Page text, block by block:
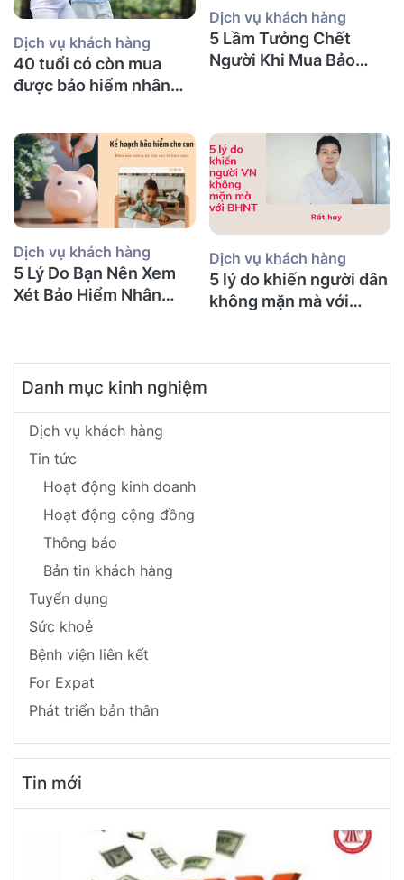
Dịch vụ khách hàng
40 tuổi có còn mua
được bảo hiểm nhân
bảo hiểm gì?
Dịch vụ khách hàng
5 Lầm Tưởng Chết
Người Khi Mua Bảo
Dịch vụ khách hàng
5 Lý Do Bạn Nên Xem
Xét Bảo Hiểm Nhân
Dịch vụ khách hàng
5 lý do khiến người dân
không mặn mà với
Danh mục kinh nghiệm
Dịch vụ khách hàng
Tin tức
Hoạt động kinh doanh
Hoạt động cộng đồng
Thông báo
Bản tin khách hàng
Tuyển dụng
Sức khoẻ
Bệnh viện liên kết
For Expat
Phát triển bản thân
Tin mới